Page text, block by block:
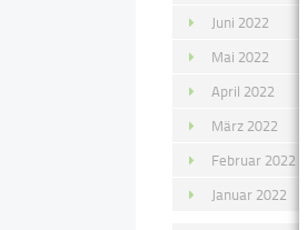
Juni 2022
Mai 2022
April 2022
März 2022
Februar 2022
Januar 2022